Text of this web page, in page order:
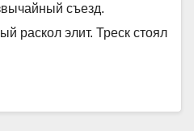
съезд.
раскол элит. Треск стоял